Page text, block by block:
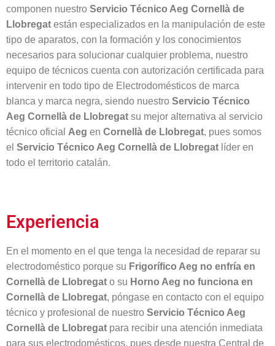
componen nuestro Servicio Técnico Aeg Cornellà de
Llobregat están especializados en la manipulación de este
tipo de aparatos, con la formación y los conocimientos
necesarios para solucionar cualquier problema, nuestro
equipo de técnicos cuenta con autorización certificada para
intervenir en todo tipo de Electrodomésticos de marca
blanca y marca negra, siendo nuestro Servicio Técnico
Aeg Cornellà de Llobregat su mejor alternativa al servicio
técnico oficial Aeg en Cornellà de Llobregat, pues somos
el Servicio Técnico Aeg Cornellà de Llobregat líder en
todo el territorio catalán.
Experiencia
En el momento en el que tenga la necesidad de reparar su
electrodoméstico porque su Frigorífico Aeg no enfría en
Cornellà de Llobregat o su Horno Aeg no funciona en
Cornellà de Llobregat, póngase en contacto con el equipo
técnico y profesional de nuestro Servicio Técnico Aeg
Cornellà de Llobregat para recibir una atención inmediata
para sus electrodomésticos, pues desde nuestra Central de